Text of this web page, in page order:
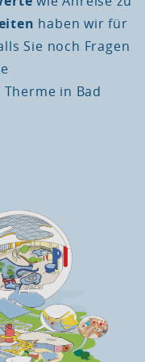
haben wir für
Sie noch Fragen
Therme in Bad